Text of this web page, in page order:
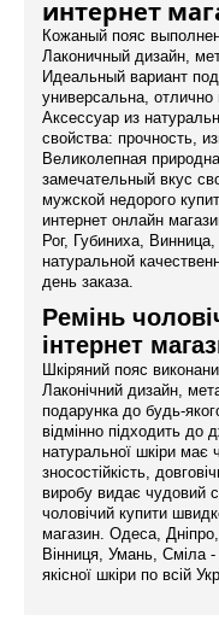
интернет
Кожаный пояс
Лаконичный дизайн,
Идеальный вариант
универсальна,
Аксессуар из
свойства: прочность,
Великолепная
замечательный вкус
мужской недорого
интернет онлайн
Рог, Губиниха,
натуральной
день заказа.
Ремінь
інтернет
Шкіряний пояс
Лаконічний дизайн,
подарунка до будь-
відмінно підходить до
натуральної шкіри має
зносостійкість,
виробу видає чудовий
чоловічий купити
магазин. Одеса,
Вінниця, Умань, Сміла
якісної шкіри по всій